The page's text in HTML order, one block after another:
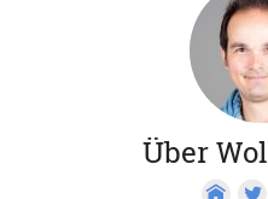
Über